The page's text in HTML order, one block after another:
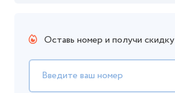
Оставь номер и получи скидку